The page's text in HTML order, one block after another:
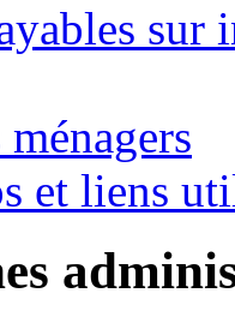
sur
et liens